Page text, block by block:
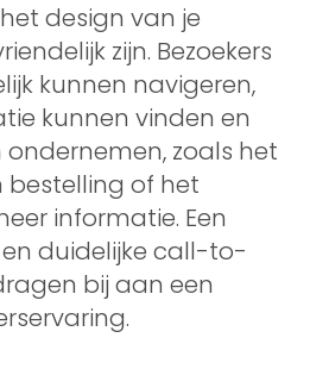
design van je
zijn. Bezoekers
kunnen navigeren,
kunnen vinden en
zoals het
of het
informatie. Een
duidelijke call-to-
bij aan een